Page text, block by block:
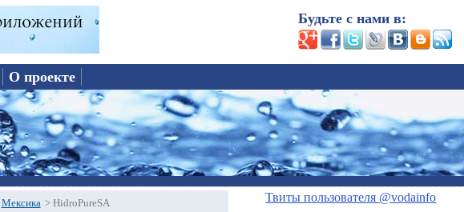
Будьте с нами в:
О проекте
Мексика > HidroPureSA Твиты пользователя @vodainfo